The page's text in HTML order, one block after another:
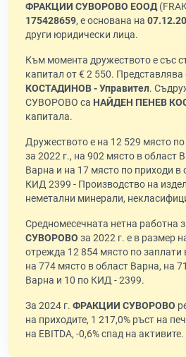
ФРАКЦИИ СУВОРОВО ЕООД
175428659, е основана на
други юридически лица.
Към момента дружеството е със
капитал от € 2 550. Представлява
КОСТАДИНОВ - Управител.
СУВОРОВО са НАЙДЕН ПЕНЕВ
капитала.
Дружеството е на 12 529 място
за 2022 г., на 902 място в област
Варна и на 17 място по приходи в
КИД 2399 - Производство на
неметални минерали,
Средномесечната нетна работна
СУВОРОВО за 2022 г. е в размер
отрежда 12 854 място по заплати
на 774 място в област Варна, на
Варна и 10 по КИД - 2399.
За 2024 г. ФРАКЦИИ СУВОРОВО
на приходите, 1 217,0% ръст на
на EBITDA, -0,6% спад на активите.